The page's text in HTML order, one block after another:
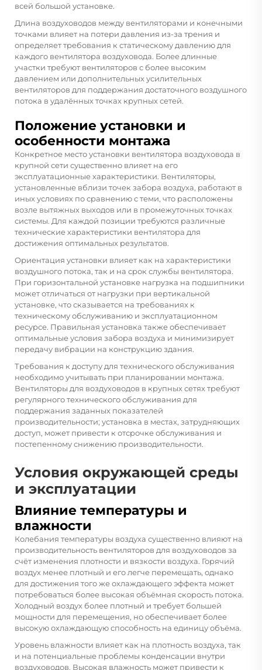
всей большой установке.
Длина воздуховодов между вентиляторами и конечными
точками влияет на потери давления из-за трения и
определяет требования к статическому давлению для
каждого вентилятора воздуховода. Более длинные
участки требуют вентиляторов с более высоким
давлением или дополнительных усилительных
вентиляторов для поддержания достаточного воздушного
потока в удалённых точках крупных сетей.
Положение установки и
особенности монтажа
Конкретное место установки вентилятора воздуховода в
крупной сети существенно влияет на его
эксплуатационные характеристики. Вентиляторы,
установленные вблизи точек забора воздуха, работают в
иных условиях по сравнению с теми, что расположены
возле вытяжных выходов или в промежуточных точках
системы. Для каждой позиции требуются различные
технические характеристики вентилятора для
достижения оптимальных результатов.
Ориентация установки влияет как на характеристики
воздушного потока, так и на срок службы вентилятора.
При горизонтальной установке нагрузка на подшипники
может отличаться от нагрузки при вертикальной
установке, что сказывается на требованиях к
техническому обслуживанию и эксплуатационном
ресурсе. Правильная установка также обеспечивает
оптимальные условия забора воздуха и минимизирует
передачу вибрации на конструкцию здания.
Требования к доступу для технического обслуживания
необходимо учитывать при планировании монтажа.
Вентиляторы для воздуховодов в крупных сетях требуют
регулярного технического обслуживания для
поддержания заданных показателей
производительности; установка в местах, затрудняющих
доступ, может привести к отсрочке обслуживания и
постепенному снижению производительности.
Условия окружающей среды
и эксплуатации
Влияние температуры и
влажности
Колебания температуры воздуха существенно влияют на
производительность вентиляторов для воздуховодов за
счёт изменения плотности и вязкости воздуха. Горячий
воздух менее плотный и его легче перемещать, однако
для достижения того же охлаждающего эффекта может
потребоваться более высокая объёмная скорость потока.
Холодный воздух более плотный и требует большей
мощности для перемещения, но обеспечивает более
высокую охлаждающую способность на единицу объёма.
Уровень влажности влияет как на плотность воздуха, так
и на потенциальные проблемы конденсации внутри
воздуховодов. Высокая влажность может привести к